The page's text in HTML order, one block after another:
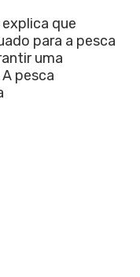
que
para a pesca
uma
pesca